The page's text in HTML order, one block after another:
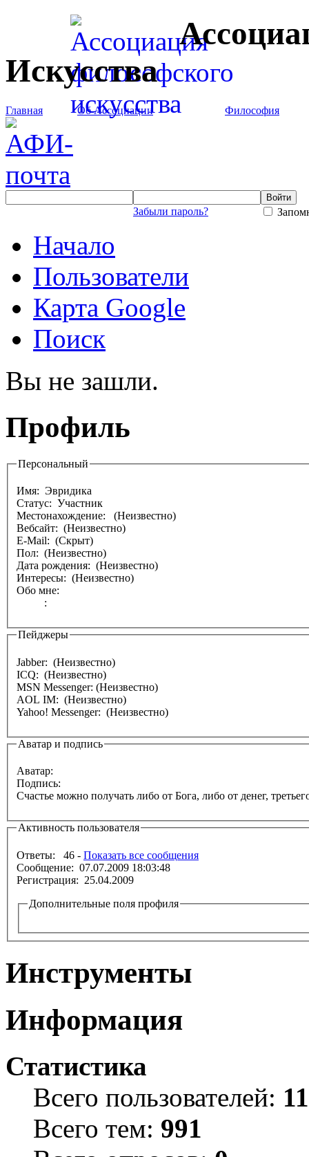
Искусства
Главная Об Ассоциации Философия
Забыли пароль?
Начало
Пользователи
Карта Google
Поиск
Вы не зашли.
Профиль
Персональный
Имя: Эвридика
Статус: Участник
Местонахождение: (Неизвестно)
Вебсайт: (Неизвестно)
E-Mail: (Скрыт)
Пол: (Неизвестно)
Дата рождения: (Неизвестно)
Интересы: (Неизвестно)
Обо мне:
:
Пейджеры
Jabber: (Неизвестно)
ICQ: (Неизвестно)
MSN Messenger: (Неизвестно)
AOL IM: (Неизвестно)
Yahoo! Messenger: (Неизвестно)
Аватар и подпись
Аватар:
Подпись:
Счастье можно получать либо от Бога, либо от денег,
Активность пользователя
Ответы: 46 - Показать все сообщения
Сообщение: 07.07.2009 18:03:48
Регистрация: 25.04.2009
Дополнительные поля профиля
Инструменты
Информация
Статистика
Всего пользователей:
Всего тем: 991